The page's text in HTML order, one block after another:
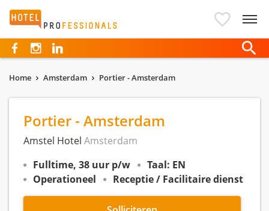
Hotelprofessionals
Home Amsterdam Portier - Amsterdam
Portier - Amsterdam
Amstel Hotel Amsterdam
Fulltime, 38 uur p/w
Taal: EN
Operationeel
Receptie / Facilitaire dienst